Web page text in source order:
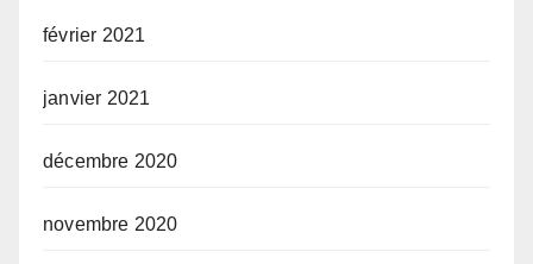
février 2021
janvier 2021
décembre 2020
novembre 2020